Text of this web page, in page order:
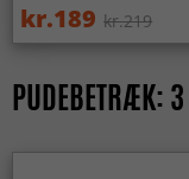
kr.189 kr.219
PUDEBETRÆK: